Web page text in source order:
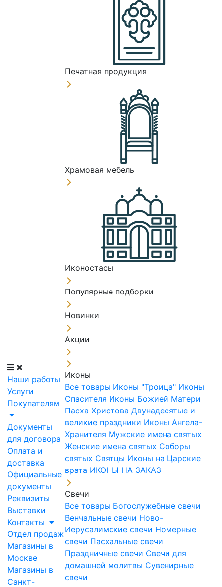
Наши работы
Услуги
Покупателям
Документы
для договора
Оплата и
доставка
Официальные
документы
Реквизиты
Выставки
Контакты
Отдел продаж
Магазины в
Москве
Магазины в
Санкт-
Печатная продукция
Храмовая мебель
Иконостасы
Популярные подборки
Новинки
Акции
Иконы
Все товары Иконы "Троица" Иконы
Спасителя Иконы Божией Матери
Пасха Христова Двунадесятые и
великие праздники Иконы Ангела-
Хранителя Мужские имена святых
Женские имена святых Соборы
святых Святцы Иконы на Царские
врата ИКОНЫ НА ЗАКАЗ
Свечи
Все товары Богослужебные свечи
Венчальные свечи Ново-
Иерусалимские свечи Номерные
свечи Пасхальные свечи
Праздничные свечи Свечи для
домашней молитвы Сувенирные
свечи